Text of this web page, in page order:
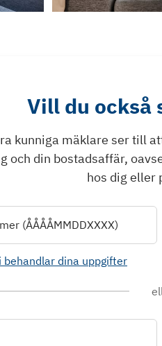
Vill du också
kunniga mäklare ser till
och din bostadsaffär,
hos dig eller
(ÅÅÅÅMMDDXXXX)
behandlar dina uppgifter